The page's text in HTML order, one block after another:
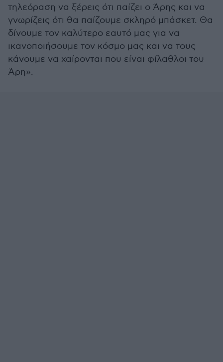
τηλεόραση να ξέρεις ότι παίζει ο Άρης και να
γνωρίζεις ότι θα παίζουμε σκληρό μπάσκετ. Θα
δίνουμε τον καλύτερο εαυτό μας για να
ικανοποιήσουμε τον κόσμο μας και να τους
κάνουμε να χαίρονται που είναι φίλαθλοι του
Άρη».